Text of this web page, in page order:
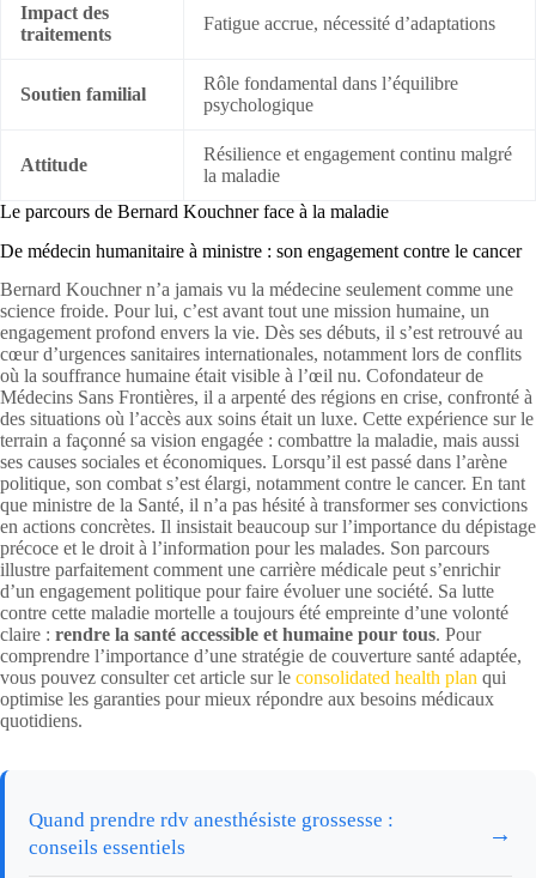
Impact des
traitements
Fatigue accrue, nécessité d’adaptations
Soutien familial
Rôle fondamental dans l’équilibre
psychologique
Attitude
Résilience et engagement continu malgré
la maladie
Le parcours de Bernard Kouchner face à la maladie
De médecin humanitaire à ministre : son engagement contre le cancer
Bernard Kouchner n’a jamais vu la médecine seulement comme une
science froide. Pour lui, c’est avant tout une mission humaine, un
engagement profond envers la vie. Dès ses débuts, il s’est retrouvé au
cœur d’urgences sanitaires internationales, notamment lors de conflits
où la souffrance humaine était visible à l’œil nu. Cofondateur de
Médecins Sans Frontières, il a arpenté des régions en crise, confronté à
des situations où l’accès aux soins était un luxe. Cette expérience sur le
terrain a façonné sa vision engagée : combattre la maladie, mais aussi
ses causes sociales et économiques. Lorsqu’il est passé dans l’arène
politique, son combat s’est élargi, notamment contre le cancer. En tant
que ministre de la Santé, il n’a pas hésité à transformer ses convictions
en actions concrètes. Il insistait beaucoup sur l’importance du dépistage
précoce et le droit à l’information pour les malades. Son parcours
illustre parfaitement comment une carrière médicale peut s’enrichir
d’un engagement politique pour faire évoluer une société. Sa lutte
contre cette maladie mortelle a toujours été empreinte d’une volonté
claire : rendre la santé accessible et humaine pour tous. Pour
comprendre l’importance d’une stratégie de couverture santé adaptée,
vous pouvez consulter cet article sur le consolidated health plan qui
optimise les garanties pour mieux répondre aux besoins médicaux
quotidiens.
Quand prendre rdv anesthésiste grossesse :
conseils essentiels
→